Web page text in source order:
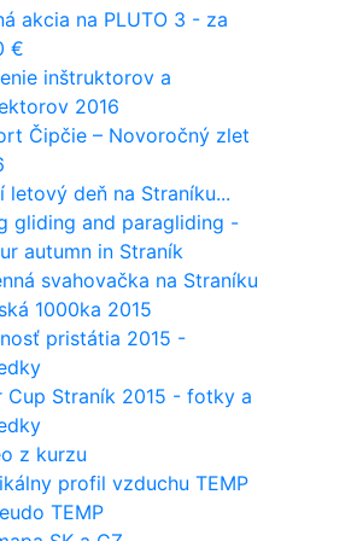
akcia na PLUTO 3 - za
€
inštruktorov a
2016
Čipčie – Novoročný zlet
letový deň na Straníku...
gliding and paragliding -
autumn in Straník
svahovačka na Straníku
1000ka 2015
pristátia 2015 -
Cup Straník 2015 - fotky a
z kurzu
profil vzduchu TEMP
TEMP